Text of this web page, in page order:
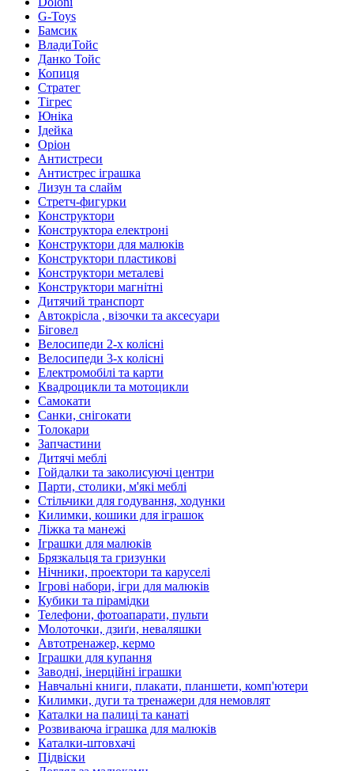
G-Toys
Бамсик
ВладиТойс
Данко Тойс
Копиця
Стратег
Тігрес
Юніка
Ідейка
Оріон
Антистреси
Антистрес іграшка
Лизун та слайм
Стретч-фигурки
Конструктори
Конструктора електроні
Конструктори для малюків
Конструктори пластикові
Конструктори металеві
Конструктори магнітні
Дитячий транспорт
Автокрісла , візочки та аксесуари
Біговел
Велосипеди 2-х колісні
Велосипеди 3-х колісні
Електромобілі та карти
Квадроцикли та мотоцикли
Самокати
Санки, снігокати
Толокари
Запчастини
Дитячі меблі
Гойдалки та заколисуючі центри
Парти, столики, м'які меблі
Стільчики для годування, ходунки
Килимки, кошики для іграшок
Ліжка та манежі
Іграшки для малюків
Брязкальця та гризунки
Нічники, проектори та каруселі
Ігрові набори, ігри для малюків
Кубики та пірамідки
Телефони, фотоапарати, пульти
Молоточки, дзиґи, неваляшки
Автотренажер, кермо
Іграшки для купання
Заводні, інерційні іграшки
Навчальні книги, плакати, планшети, комп'ютери
Килимки, дуги та тренажери для немовлят
Каталки на палиці та канаті
Розвиваюча іграшка для малюків
Каталки-штовхачі
Підвіски